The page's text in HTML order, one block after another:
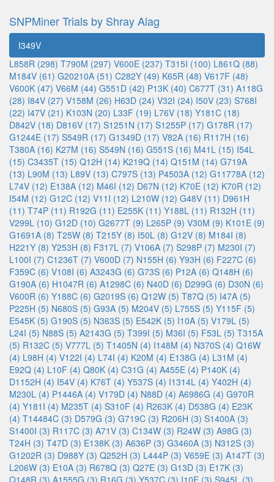
SNPMiner Trials by Shray Alag
I349V
L858R (298) T790M (297) V600E (237) T315I (100) L861Q (88)
M184V (61) G20210A (51) C282Y (49) K65R (48) V617F (48)
V600K (47) V66M (44) G551D (42) P13K (40) C677T (31) A118G
(28) I84V (27) V158M (26) H63D (24) V32I (24) I50V (23) S768I
(22) I47V (21) K103N (20) L33F (19) L76V (18) Y181C (18)
D842V (18) D816V (17) S1251N (17) S1255P (17) G178R (17)
G1244E (17) S549R (17) G1349D (17) V82A (16) R117H (16)
T380A (16) K27M (16) S549N (16) G551S (16) M41L (15) I54L
(15) C3435T (15) Q12H (14) K219Q (14) Q151M (14) G719A
(13) L90M (13) L89V (13) C797S (13) P4503A (12) G11778A (12)
L74V (12) E138A (12) M46I (12) D67N (12) K70E (12) K70R (12)
I54M (12) G12C (12) V11I (12) L210W (12) G48V (11) D961H
(11) T74P (11) R192G (11) E255K (11) Y188L (11) R132H (11)
V299L (10) G12D (10) G2677T (9) L265P (9) V30M (9) K101E (9)
G1691A (8) T25W (8) T215Y (8) I50L (8) G12V (8) M184I (8)
H221Y (8) Y253H (8) F317L (7) V106A (7) S298P (7) M230I (7)
L100I (7) C1236T (7) V600D (7) N155H (6) Y93H (6) F227C (6)
F359C (6) V108I (6) A3243G (6) G73S (6) P12A (6) Q148H (6)
G190A (6) H1047R (6) A1298C (6) N40D (6) D299G (6) D30N (6)
V600R (6) Y188C (6) G2019S (6) Q12W (5) T87Q (5) I47A (5)
P225H (5) N680S (5) G93A (5) M204V (5) L755S (5) Y115F (5)
E545K (5) G190S (5) N363S (5) E542K (5) I10A (5) V179L (5)
L24I (5) N88S (5) A2143G (5) T399I (5) M36I (5) F53L (5) T315A
(5) R132C (5) V777L (5) T1405N (4) I148M (4) N370S (4) Q16W
(4) L98H (4) V122I (4) L74I (4) K20M (4) E138G (4) L31M (4)
E92Q (4) L10F (4) Q80K (4) C31G (4) A455E (4) P140K (4)
D1152H (4) I54V (4) K76T (4) Y537S (4) I1314L (4) Y402H (4)
M230L (4) P1446A (4) V179D (4) N88D (4) A6986G (4) G970R
(4) Y181I (4) M235T (4) S310F (4) R263K (4) D538G (4) E23K
(4) T14484C (3) D579G (3) G719C (3) R206H (3) S1400A (3)
S1400I (3) R117C (3) A71V (3) C134W (3) R24W (3) A98G (3)
T24H (3) T47D (3) E138K (3) A636P (3) G3460A (3) N312S (3)
G1202R (3) D988Y (3) Q252H (3) L444P (3) V659E (3) A147T (3)
L206W (3) E10A (3) R678Q (3) Q27E (3) G13D (3) E17K (3)
Q148R (3) A1555G (3) R16G (3) Y537C (3) I10E (3) S945L (3)